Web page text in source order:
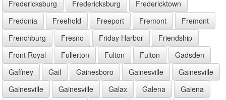
Fredericksburg
Fredericksburg
Fredericktown
Fredonia
Freehold Freeport Fremont
Fremont
Frenchburg
Fresno Friday Harbor
Friendship
Front Royal
Fullerton Fulton Fulton
Gadsden
Gaffney
Gail Gainesboro Gainesville
Gainesville
Gainesville
Gainesville Galax Galena
Galena